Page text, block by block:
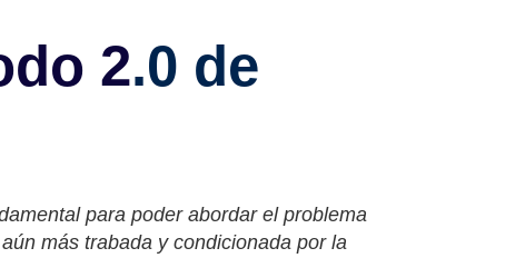
2.0 de
para poder abordar el problema
más trabada y condicionada por la